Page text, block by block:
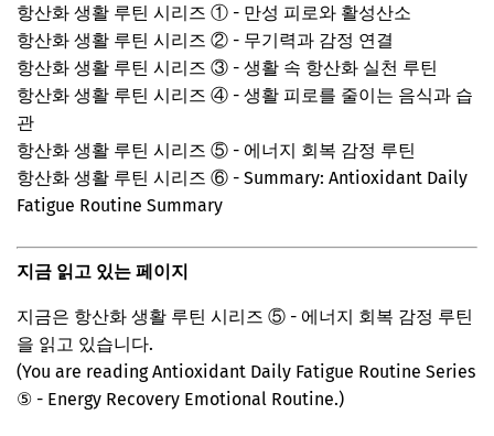
항산화 생활 루틴 시리즈 ① - 만성 피로와 활성산소
항산화 생활 루틴 시리즈 ② - 무기력과 감정 연결
항산화 생활 루틴 시리즈 ③ - 생활 속 항산화 실천 루틴
항산화 생활 루틴 시리즈 ④ - 생활 피로를 줄이는 음식과 습
관
항산화 생활 루틴 시리즈 ⑤ - 에너지 회복 감정 루틴
항산화 생활 루틴 시리즈 ⑥ - Summary: Antioxidant Daily
Fatigue Routine Summary
지금 읽고 있는 페이지
지금은 항산화 생활 루틴 시리즈 ⑤ - 에너지 회복 감정 루틴
을 읽고 있습니다.
(You are reading Antioxidant Daily Fatigue Routine Series
⑤ - Energy Recovery Emotional Routine.)